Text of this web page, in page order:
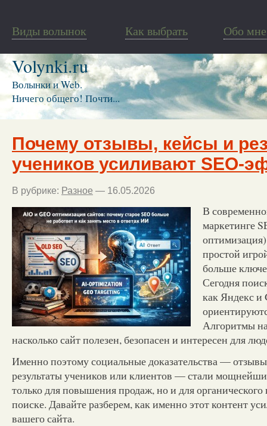
Виды волынок Как выбрать Обо мне
Volynki.ru
Волынки и Web.
Ничего общего! Почти...
Почему отзывы, кейсы и
учеников усиливают SEO-
В рубрике: Разное — 16.05.2026
В
маркетинге
простой
больше
Сегодня
как Яндекс и
Алгоритмы
насколько сайт полезен, безопасен и интересен для
Именно поэтому социальные доказательства —
результаты учеников или клиентов — стали
только для повышения продаж, но и для
поиске. Давайте разберем, как именно этот контент
вашего сайта.